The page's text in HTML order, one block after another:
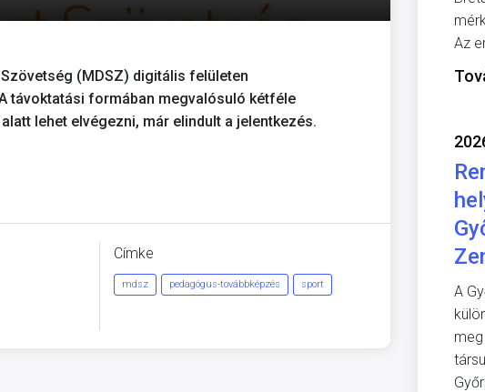
(MDSZ) digitális felületen
távoktatási formában megvalósuló kétféle
lehet elvégezni, már elindult a jelentkezés.
Címke
mdsz pedagógus-továbbképzés sport
Az
A